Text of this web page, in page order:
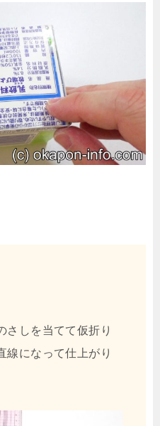
さしを当てて仮折り
線になって仕上がり